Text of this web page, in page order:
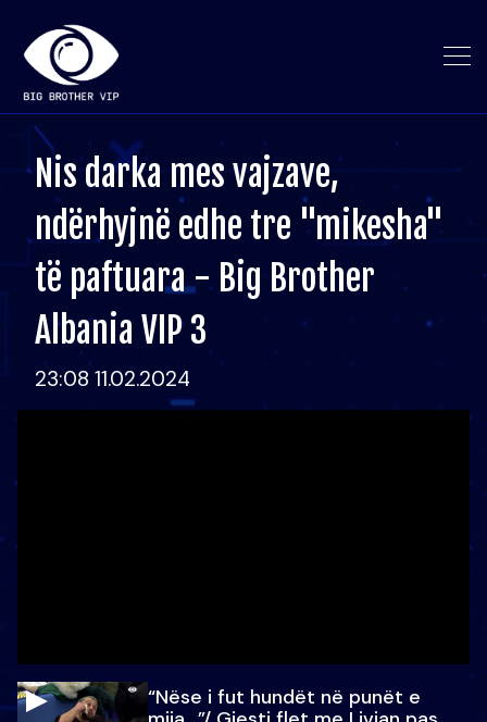
Nis darka mes vajzave,
ndërhyjnë edhe tre "mikesha"
të paftuara - Big Brother
Albania VIP 3
23:08 11.02.2024
“Nëse i fut hundët në punët e